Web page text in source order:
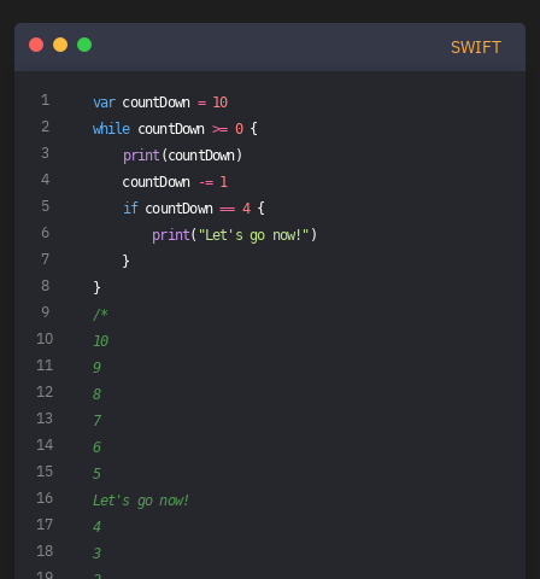
SWIFT
var countDown = 10
while countDown >= 0 {
print (countDown)
    countDown
-= 1
if countDown == 4 {
print( "Let's go now!" )
    }
}
/*
10
9
8
7
6
5
Let's go now!
4
3